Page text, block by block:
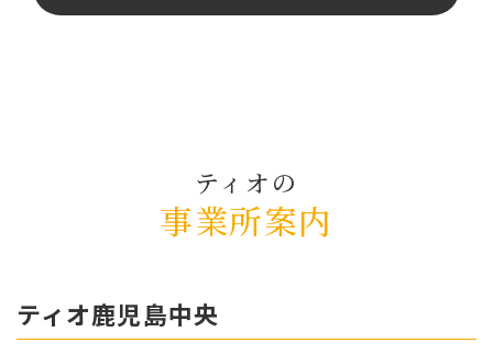
ティオの
事業所案内
ティオ⿅児島中央